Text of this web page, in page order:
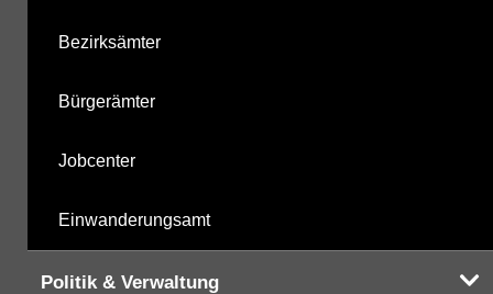
Bezirksämter
Bürgerämter
Jobcenter
Einwanderungsamt
Politik & Verwaltung